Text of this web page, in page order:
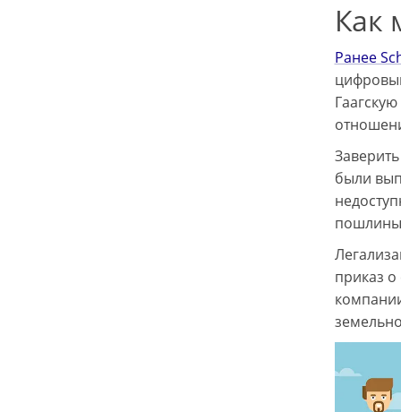
Как
Ранее
были
пошлины
приказ